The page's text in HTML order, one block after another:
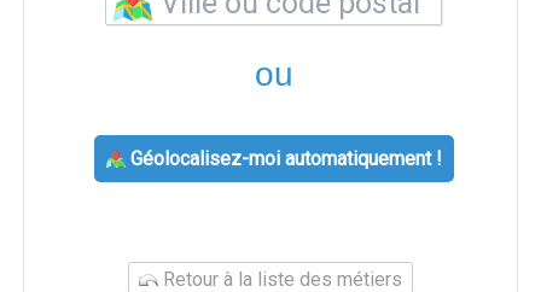
ou
Géolocalisez-moi automatiquement !
Retour à la liste des métiers